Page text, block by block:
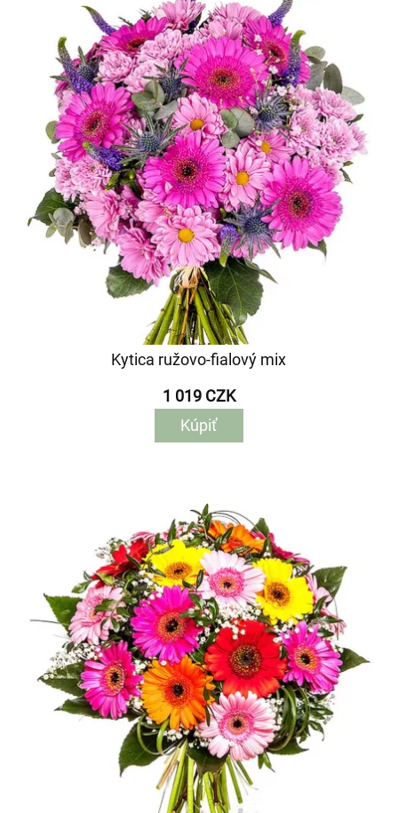
Kytica ružovo-fialový mix
1 019 CZK
Kúpiť